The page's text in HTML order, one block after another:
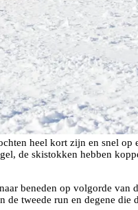
heel kort zijn en snel
de skistokken hebben
beneden op volgorde
tweede run en degene die